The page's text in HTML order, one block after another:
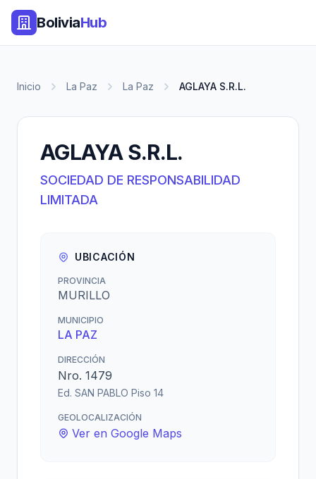
BoliviaHub
Inicio La Paz La Paz AGLAYA S.R.L.
AGLAYA S.R.L.
SOCIEDAD DE RESPONSABILIDAD
LIMITADA
UBICACIÓN
PROVINCIA
MURILLO
MUNICIPIO
LA PAZ
DIRECCIÓN
Nro. 1479
Ed. SAN PABLO Piso 14
GEOLOCALIZACIÓN
Ver en Google Maps